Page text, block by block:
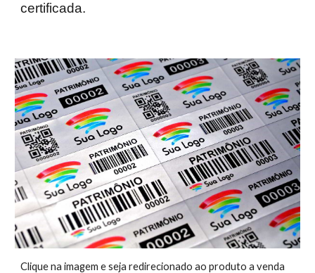
certificada.
Clique na imagem e seja redirecionado ao produto a venda